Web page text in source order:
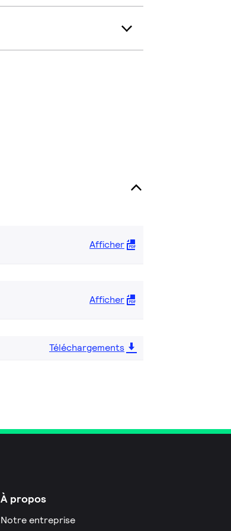
Afficher
Afficher
Téléchargements
À propos
Notre entreprise